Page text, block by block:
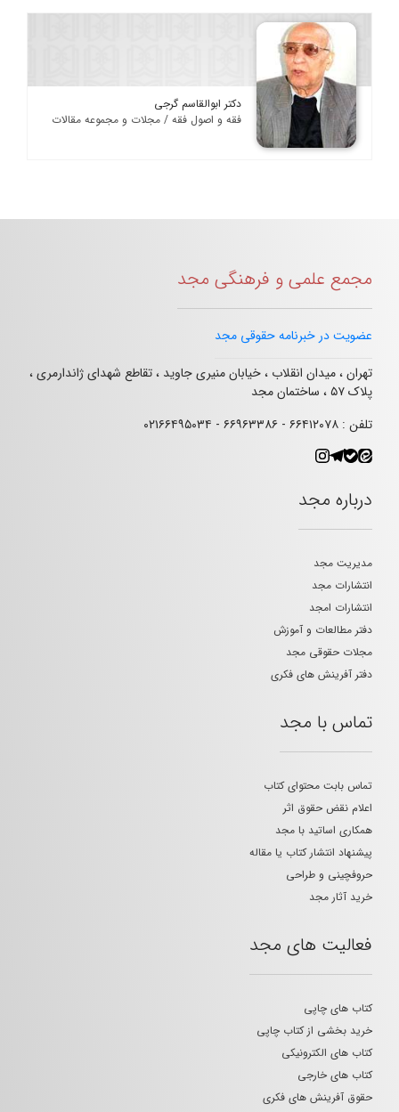
دکتر ابوالقاسم گرجی
فقه و اصول فقه / مجلات و مجموعه مقالات
مجمع علمی و فرهنگی مجد
عضویت در خبرنامه حقوقی مجد
تهران ، میدان انقلاب ، خیابان منیری جاوید ، تقاطع شهدای ژاندارمری ،
پلاک ۵۷ ، ساختمان مجد
تلفن : ۶۶۴۱۲۰۷۸ - ۶۶۹۶۳۳۸۶ - ۰۲۱۶۶۴۹۵۰۳۴
درباره مجد
مدیریت مجد
انتشارات مجد
انتشارات امجد
دفتر مطالعات و آموزش
مجلات حقوقی مجد
دفتر آفرینش های فکری
تماس با مجد
تماس بابت محتوای کتاب
اعلام نقض حقوق اثر
همکاری اساتید با مجد
پیشنهاد انتشار کتاب یا مقاله
حروفچینی و طراحی
خرید آثار مجد
فعالیت های مجد
کتاب های چاپی
خرید بخشی از کتاب چاپی
کتاب های الکترونیکی
کتاب های خارجی
حقوق آفرینش های فکری